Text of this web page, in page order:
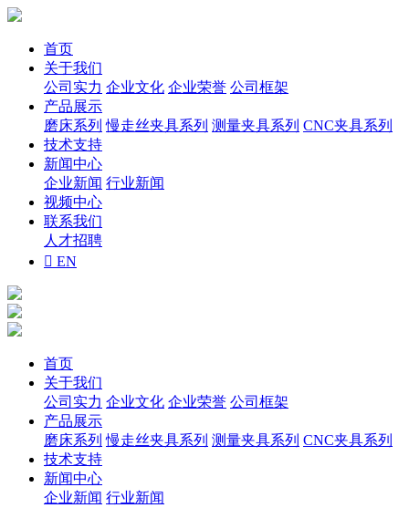
首页
关于我们
公司实力 企业文化 企业荣誉 公司框架
产品展示
磨床系列 慢走丝夹具系列 测量夹具系列 CNC夹具系列
技术支持
新闻中心
企业新闻 行业新闻
视频中心
联系我们
人才招聘
 EN
首页
关于我们
公司实力 企业文化 企业荣誉 公司框架
产品展示
磨床系列 慢走丝夹具系列 测量夹具系列 CNC夹具系列
技术支持
新闻中心
企业新闻 行业新闻